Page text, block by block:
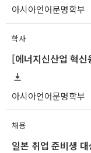
아시아언어문명학부
학사
아시아언어문명학부
채용